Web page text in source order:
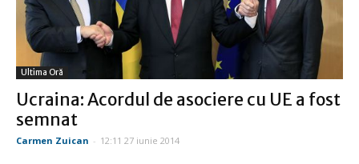
Ultima Oră
Ucraina: Acordul de asociere cu UE a fost
semnat
Carmen Zuican - 12:11 27 iunie 2014